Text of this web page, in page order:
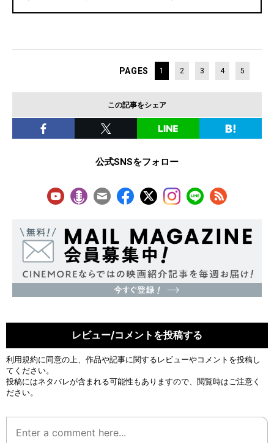
PAGES 1 2 3 4 5
この記事をシェア
公式SNSをフォロー
レビュー/コメントを投稿する
利用規約に同意の上、作品や記事に関するレビューやコメントを投稿し
てください。
投稿にはネタバレが含まれる可能性もありますので、閲覧時はご注意く
ださい。